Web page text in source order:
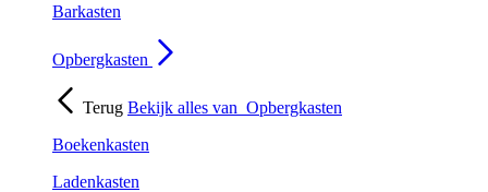
Barkasten
Opbergkasten
Terug Bekijk alles van Opbergkasten
Boekenkasten
Ladenkasten